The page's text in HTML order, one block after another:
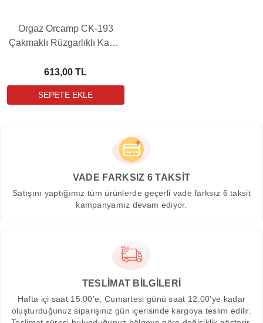
Orgaz Orcamp CK-193
Çakmaklı Rüzgarlıklı Kamp
613,00 TL
VADE FARKSIZ 6 TAKSİT
Satışını yaptığımız tüm ürünlerde geçerli vade farksız 6 taksit
kampanyamız devam ediyor.
TESLİMAT BİLGİLERİ
Hafta içi saat 15:00'e, Cumartesi günü saat 12:00'ye kadar
oluşturduğunuz siparişiniz gün içerisinde kargoya teslim edilir.